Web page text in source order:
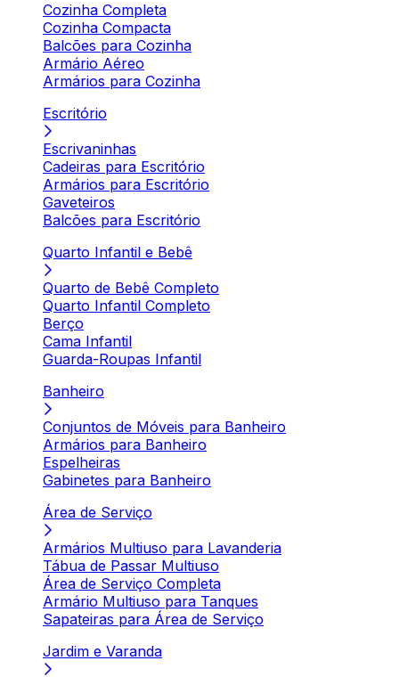
Cozinha Completa
Cozinha Compacta
Balcões para Cozinha
Armário Aéreo
Armários para Cozinha
Escritório
Escrivaninhas
Cadeiras para Escritório
Armários para Escritório
Gaveteiros
Balcões para Escritório
Quarto Infantil e Bebê
Quarto de Bebê Completo
Quarto Infantil Completo
Berço
Cama Infantil
Guarda-Roupas Infantil
Banheiro
Conjuntos de Móveis para Banheiro
Armários para Banheiro
Espelheiras
Gabinetes para Banheiro
Área de Serviço
Armários Multiuso para Lavanderia
Tábua de Passar Multiuso
Área de Serviço Completa
Armário Multiuso para Tanques
Sapateiras para Área de Serviço
Jardim e Varanda